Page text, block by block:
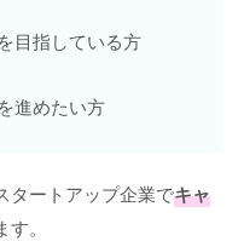
目指している方
進めたい方
タートアップ企業でキャ
。